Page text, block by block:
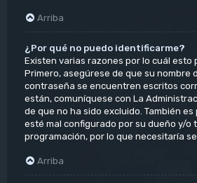
Arriba
¿Por qué no puedo identificarme?
Existen varias razones por lo cuál esto
Primero, asegúrese de que su nombre
contraseña se encuentren escritos
están, comuníquese con La
de que no ha sido excluido. También
esté mal configurado por su dueño y/o
programación, por lo que necesitaría
Arriba